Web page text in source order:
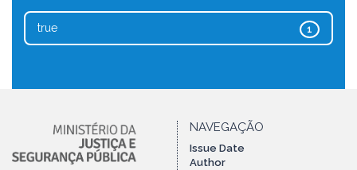
1
true
NAVEGAÇÃO
Issue Date
Author